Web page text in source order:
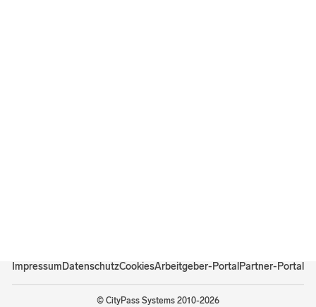
ImpressumDatenschutzCookiesArbeitgeber-PortalPartner-Portal
© CityPass Systems 2010-2026